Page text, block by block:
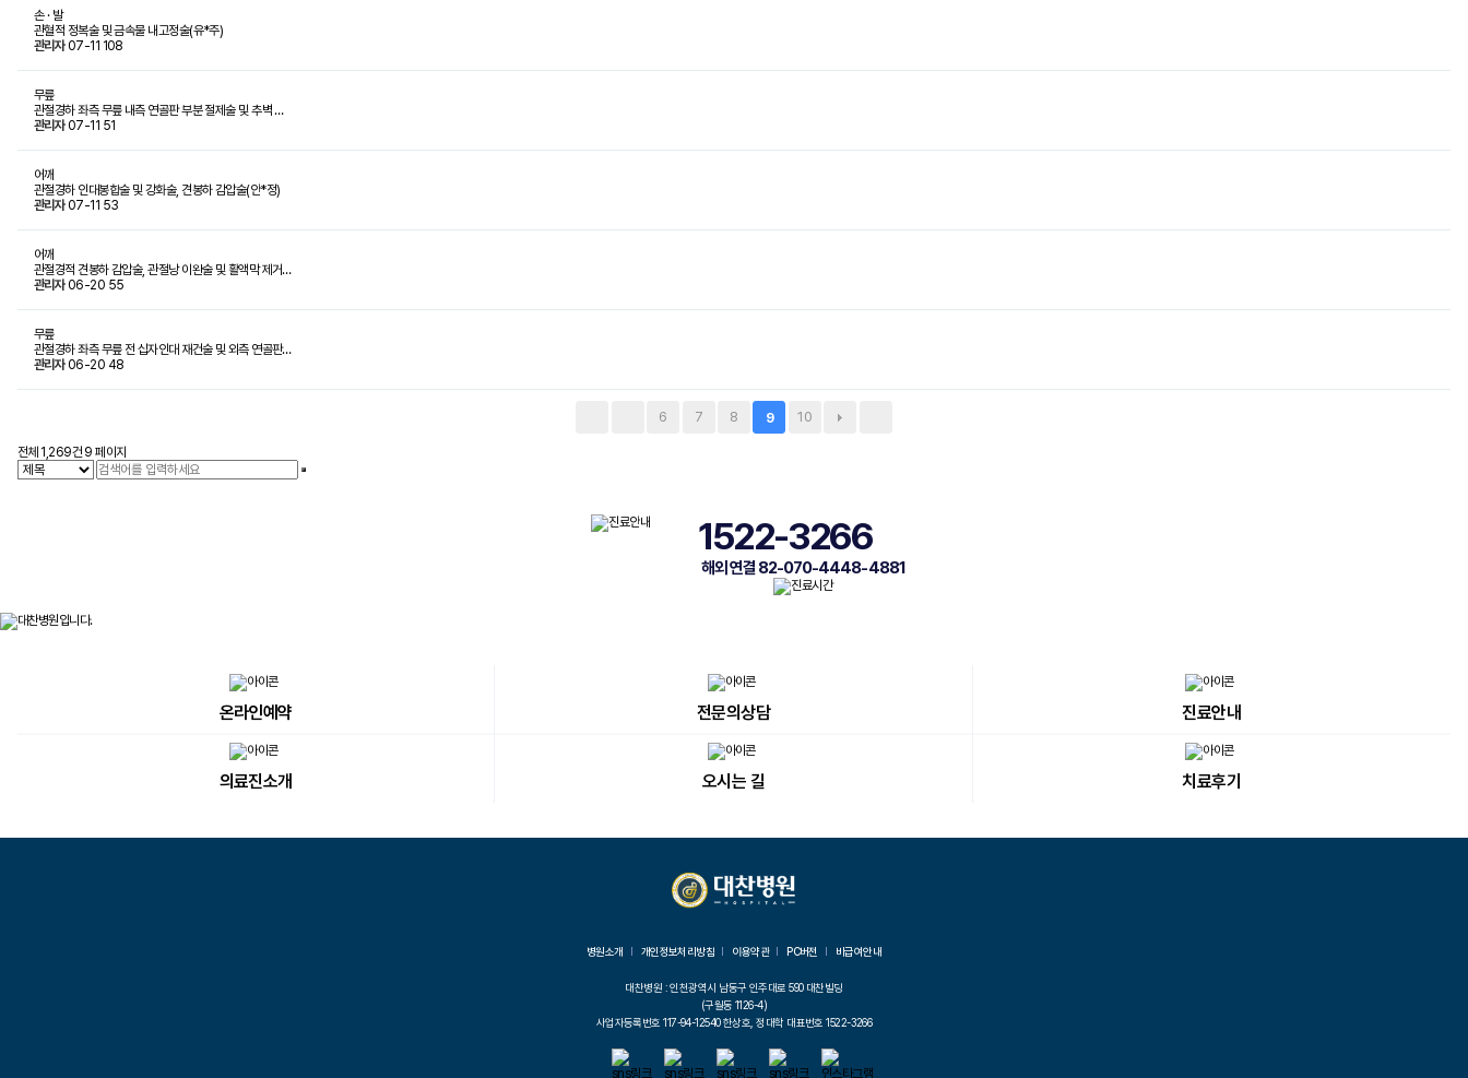
손 · 발
관혈적 정복술 및 금속물 내고정술(유*주)
관리자 07-11 108
무릎
관절경하 좌측 무릎 내측 연골판 부분 절제술 및 추벽 …
관리자 07-11 51
어깨
관절경하 인대봉합술 및 강화술, 견봉하 감압술(안*정)
관리자 07-11 53
어깨
관절경적 견봉하 감압술, 관절낭 이완술 및 활액막 제거…
관리자 06-20 55
무릎
관절경하 좌측 무릎 전 십자인대 재건술 및 외측 연골판…
관리자 06-20 48
6 7 8 9 10
전체 1,269건 9 페이지
1522-3266
해외 연결 82-070-4448-4881
온라인예약 전문의상담 진료안내
의료진소개 오시는 길 치료후기
병원소개 개인정보처리방침 이용약관 PC버전 비급여안내
대찬병원 : 인천광역시 남동구 인주대로 590 대찬빌딩
(구월동 1126-4)
사업자등록번호 117-94-12540 한상호, 정대학 대표번호 1522-3266